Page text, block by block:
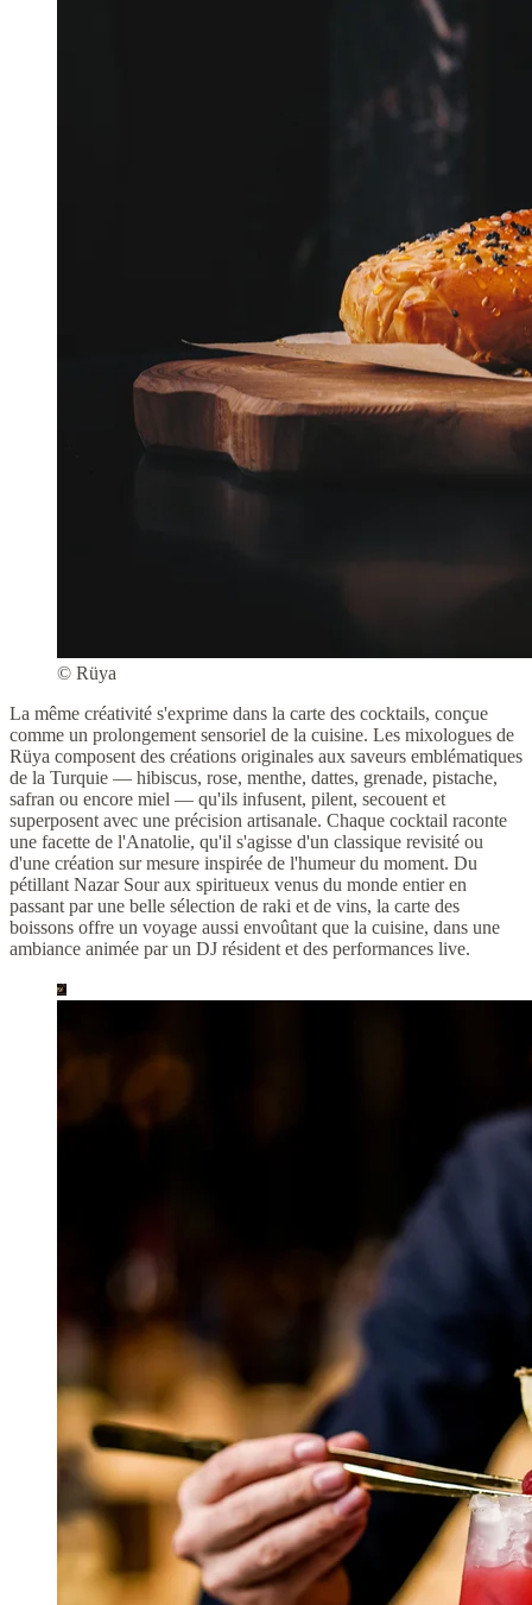
© Rüya
La même créativité s'exprime dans la carte des cocktails, conçue
comme un prolongement sensoriel de la cuisine. Les mixologues de
Rüya composent des créations originales aux saveurs emblématiques
de la Turquie — hibiscus, rose, menthe, dattes, grenade, pistache,
safran ou encore miel — qu'ils infusent, pilent, secouent et
superposent avec une précision artisanale. Chaque cocktail raconte
une facette de l'Anatolie, qu'il s'agisse d'un classique revisité ou
d'une création sur mesure inspirée de l'humeur du moment. Du
pétillant Nazar Sour aux spiritueux venus du monde entier en
passant par une belle sélection de raki et de vins, la carte des
boissons offre un voyage aussi envoûtant que la cuisine, dans une
ambiance animée par un DJ résident et des performances live.